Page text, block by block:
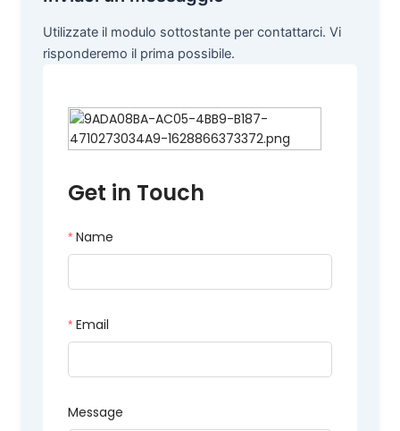
Utilizzate il modulo sottostante per contattarci. Vi
risponderemo il prima possibile.